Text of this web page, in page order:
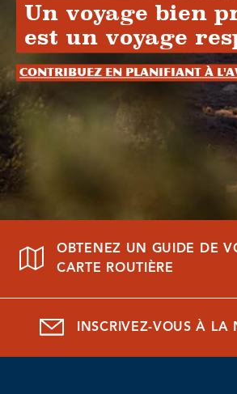
Un voyage bien
est un voyage
Contribuez en planifiant à
OBTENEZ UN GUIDE DE
CARTE ROUTIÈRE
INSCRIVEZ-VOUS À LA